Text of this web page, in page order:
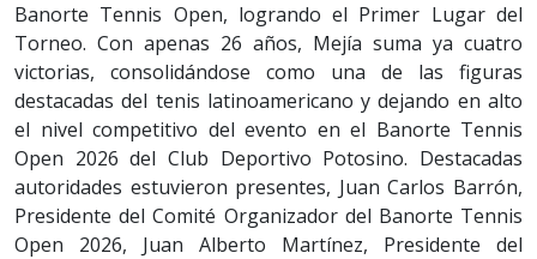
Banorte Tennis Open, logrando el Primer Lugar del
Torneo. Con apenas 26 años, Mejía suma ya cuatro
victorias, consolidándose como una de las figuras
destacadas del tenis latinoamericano y dejando en alto
el nivel competitivo del evento en el Banorte Tennis
Open 2026 del Club Deportivo Potosino. Destacadas
autoridades estuvieron presentes, Juan Carlos Barrón,
Presidente del Comité Organizador del Banorte Tennis
Open 2026, Juan Alberto Martínez, Presidente del